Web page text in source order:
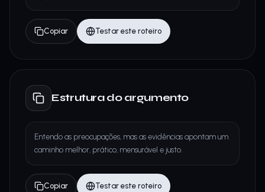
Copiar Testar este roteiro
Estrutura do argumento
Entendo as preocupações, mas as evidências apontam um
caminho melhor, prático, mensurável e justo.
Copiar Testar este roteiro